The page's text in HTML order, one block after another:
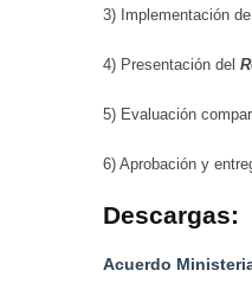
3) Implementación
4) Presentación del
5) Evaluación
6) Aprobación y
Descargas:
Acuerdo